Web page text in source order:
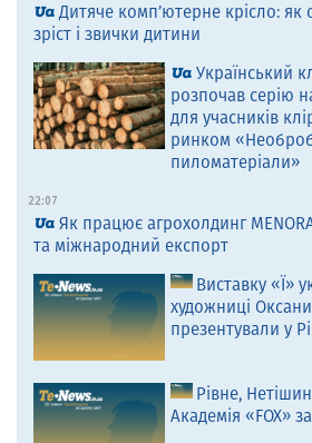
Дитяче комп’ютерне крісло: як
зріст і звички дитини
Український
розпочав серію
для учасників
ринком
пиломатеріали»
22:07
Як працює агрохолдинг
та міжнародний експорт
Виставку «Ї»
художниці
презентували у
Рівне,
Академія «FOX»